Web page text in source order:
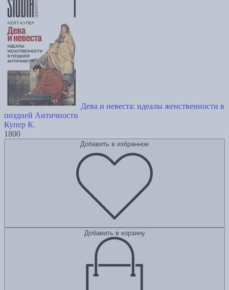
Дева и невеста: идеалы женственности в
поздней Античности
Купер К.
1800
Добавить в избранное
Добавить в корзину